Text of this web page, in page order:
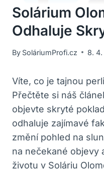
Solárium
Odhaluje
By SoláriumProfi.cz 8.
Víte, co je tajnou
Přečtěte si náš
objevte skryté
odhaluje zajímavé
změní pohled na
na nečekané objevy
životu v Soláriu